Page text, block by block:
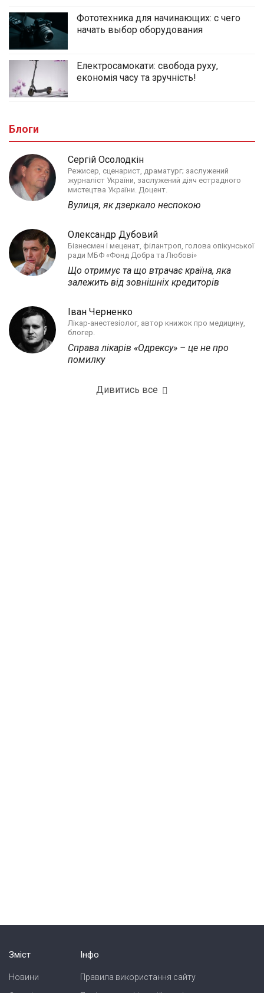
Фототехника для начинающих: с чего
начать выбор оборудования
Електросамокати: свобода руху,
економія часу та зручність!
Блоги
Сергій Осолодкін
Режисер, сценарист, драматург; заслужений
журналіст України, заслужений діяч естрадного
мистецтва України. Доцент.
Вулиця, як дзеркало неспокою
Олександр Дубовий
Бізнесмен і меценат, філантроп, голова опікунської
ради МБФ «Фонд Добра та Любові»
Що отримує та що втрачає країна, яка
залежить від зовнішніх кредиторів
Іван Черненко
Лікар-анестезіолог, автор книжок про медицину,
блогер.
Справа лікарів «Одрексу» – це не про
помилку
Дивитись все
Зміст
Новини
Інфо
Правила використання сайту